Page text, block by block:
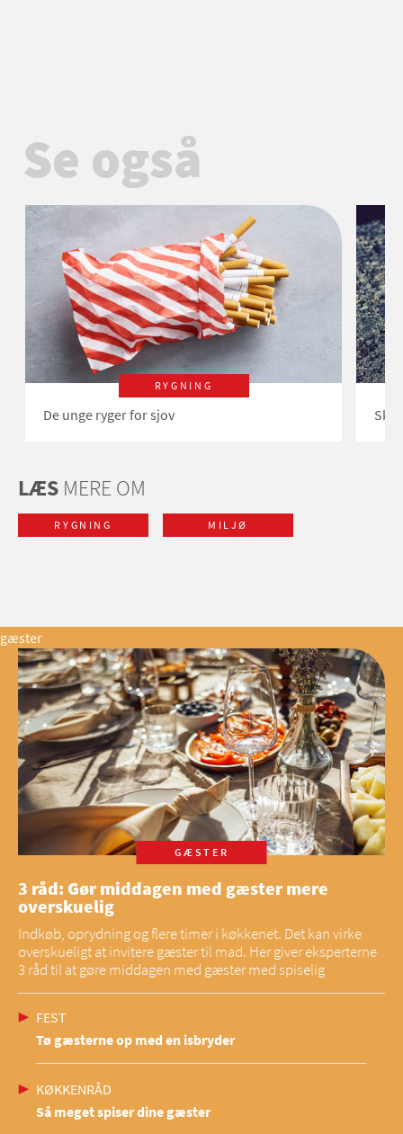
Se også
RYGNING
De unge ryger for sjov
LÆS MERE OM
RYGNING MILJØ
gæster
GÆSTER
3 råd: Gør middagen med gæster mere
overskuelig
Indkøb, oprydning og flere timer i køkkenet. Det kan virke
overskueligt at invitere gæster til mad. Her giver eksperterne
3 råd til at gøre middagen med gæster med spiselig
FEST
Tø gæsterne op med en isbryder
KØKKENRÅD
Så meget spiser dine gæster